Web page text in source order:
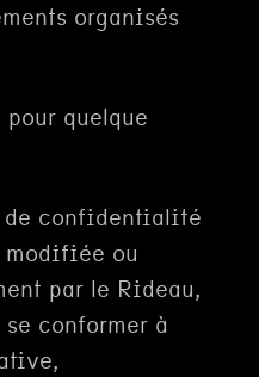
organisés
pour quelque
de confidentialité
modifiée ou
par le Rideau,
conformer à